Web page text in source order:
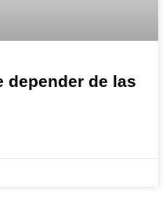
depender de las